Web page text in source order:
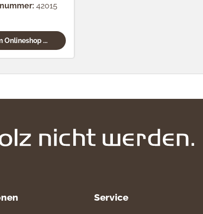
42015
Onlineshop ...
Service